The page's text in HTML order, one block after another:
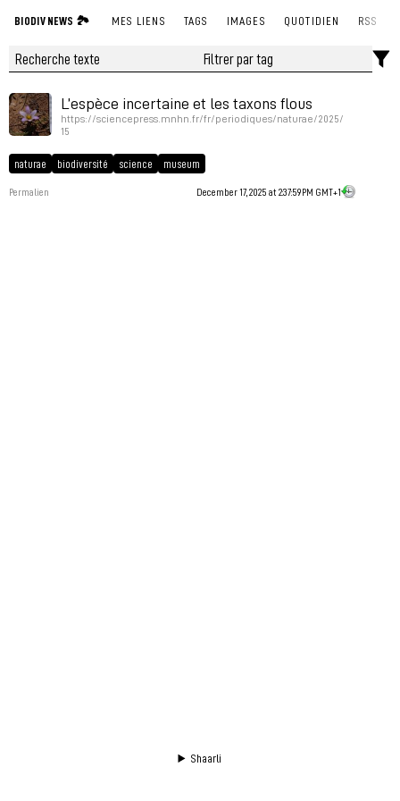
BIODIV NEWS 🏞 MES LIENS TAGS IMAGES QUOTIDIEN RSS
L’espèce incertaine et les taxons flous
https://sciencepress.mnhn.fr/fr/periodiques/naturae/2025/
15
naturae biodiversité science museum
Permalien December 17, 2025 at 2:37:59 PM GMT+1
Shaarli